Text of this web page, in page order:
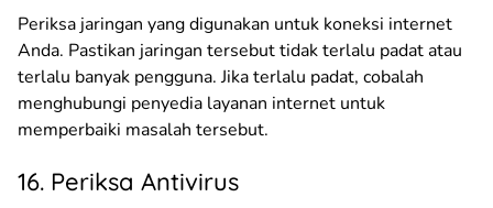
Periksa jaringan yang digunakan untuk koneksi internet
Anda. Pastikan jaringan tersebut tidak terlalu padat atau
terlalu banyak pengguna. Jika terlalu padat, cobalah
menghubungi penyedia layanan internet untuk
memperbaiki masalah tersebut.
16. Periksa Antivirus